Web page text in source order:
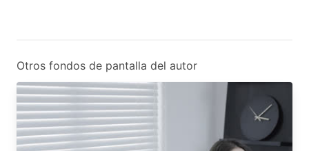
Otros fondos de pantalla del autor